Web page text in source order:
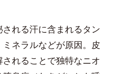
れる汗に含まれるタン
ネラルなどが原因。皮
れることで独特なニオ